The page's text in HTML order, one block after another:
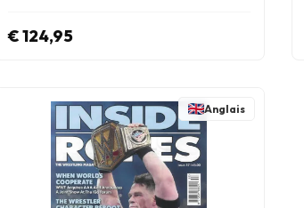
€ 124,95
Anglais